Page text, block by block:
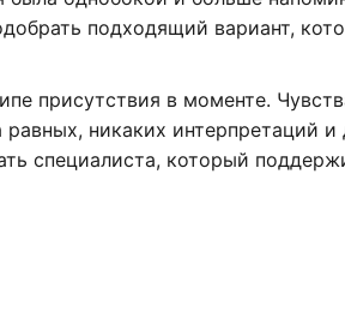
подходящий вариант,
присутствия в моменте.
никаких интерпретаций
специалиста, который